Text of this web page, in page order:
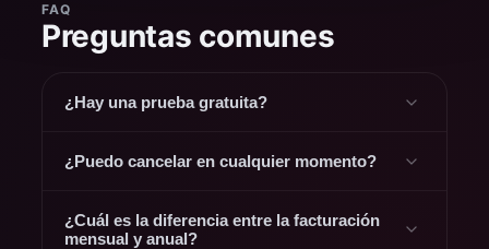
FAQ
Preguntas comunes
¿Hay una prueba gratuita?
¿Puedo cancelar en cualquier momento?
¿Cuál es la diferencia entre la facturación
mensual y anual?